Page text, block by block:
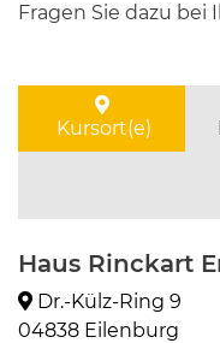
Fragen Sie dazu bei
Kursort(e)
Haus Rinckart
Dr.-Külz-Ring 9
04838 Eilenburg